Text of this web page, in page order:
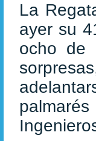
La
ayer su
ocho de